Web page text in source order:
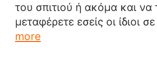
του σπιτιού ή ακόμα και να
μεταφέρετε εσείς οι ίδιοι
more